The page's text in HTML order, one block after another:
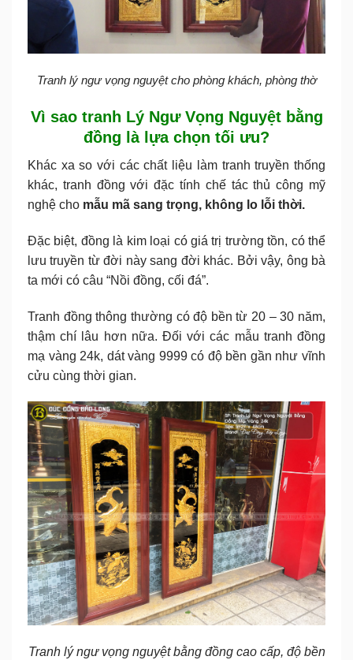
Tranh lý ngư vọng nguyệt cho phòng khách, phòng thờ
Vì sao tranh Lý Ngư Vọng Nguyệt bằng
đồng là lựa chọn tối ưu?
Khác xa so với các chất liệu làm tranh truyền thống
khác, tranh đồng với đặc tính chế tác thủ công mỹ
nghệ cho mẫu mã sang trọng, không lo lỗi thời.
Đặc biệt, đồng là kim loại có giá trị trường tồn, có thể
lưu truyền từ đời này sang đời khác. Bởi vậy, ông bà
ta mới có câu “Nồi đồng, cối đá”.
Tranh đồng thông thường có độ bền từ 20 – 30 năm,
thậm chí lâu hơn nữa. Đối với các mẫu tranh đồng
mạ vàng 24k, dát vàng 9999 có độ bền gần như vĩnh
cửu cùng thời gian.
Tranh lý ngư vọng nguyệt bằng đồng cao cấp, độ bền